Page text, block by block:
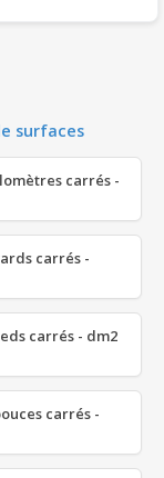
surfaces
carrés -
carrés -
carrés - dm2
carrés -